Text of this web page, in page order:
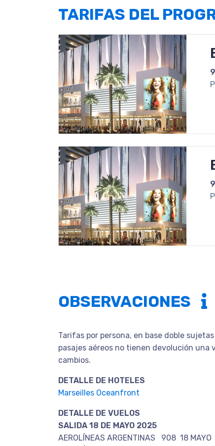
TARIFAS DEL
OBSERVACIONES
Tarifas por persona, en base doble
pasajes aéreos no tienen devolución
cambios.
DETALLE DE HOTELES
Marseilles Oceanfront
DETALLE DE VUELOS
SALIDA 18 DE MAYO 2025
AEROLÍNEAS ARGENTINAS 908 18